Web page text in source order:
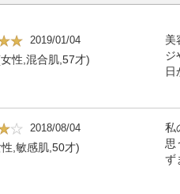
2019/01/04
性,混合肌,57才)
美
ジ
日
2018/08/04
,敏感肌,50才)
私
思
ず